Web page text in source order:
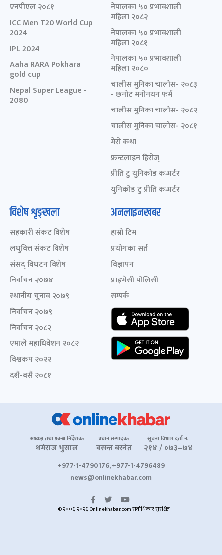
एनपीएल २०८१
ICC Men T20 World Cup
2024
IPL 2024
Aaha RARA Pokhara
gold cup
Nepal Super League -
2080
नेपालका ५० प्रभावशाली
महिला २०८२
नेपालका ५० प्रभावशाली
महिला २०८१
नेपालका ५० प्रभावशाली
महिला २०८०
चालीस मुनिका चालीस- २०८३
- छनोट मनोनयन फर्म
चालीस मुनिका चालीस- २०८२
चालीस मुनिका चालीस- २०८१
मेरो कथा
फ्रन्टलाइन हिरोज्
प्रीति टु युनिकोड कन्भर्टर
युनिकोड टु प्रीति कन्भर्टर
विशेष शृङ्खला
सहकारी संकट विशेष
लघुवित्त संकट विशेष
संसद् विघटन विशेष
निर्वाचन २०७४
स्थानीय चुनाव २०७९
निर्वाचन २०७९
निर्वाचन २०८२
एमाले महाधिवेशन २०८२
विश्वकप २०२२
दशैं-बसैं २०८१
अनलाइनखबर
हाम्रो टिम
प्रयोगका सर्त
विज्ञापन
प्राइभेसी पोलिसी
सम्पर्क
अध्यक्ष तथा प्रबन्ध निर्देशक:
धर्मराज भुसाल
प्रधान सम्पादक:
बसन्त बस्नेत
सूचना विभाग दर्ता नं.
२१४ / ०७३–७४
+977-1-4790176, +977-1-4796489
news@onlinekhabar.com
© २००६-२०२६ Onlinekhabar.com सर्वाधिकार सुरक्षित